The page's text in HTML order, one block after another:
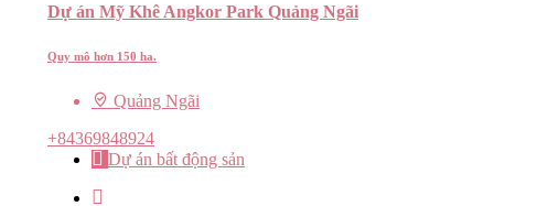
Dự án Mỹ Khê Angkor Park Quảng Ngãi
Quy mô hơn 150 ha.
Quảng Ngãi
+84369848924
Dự án bất động sản